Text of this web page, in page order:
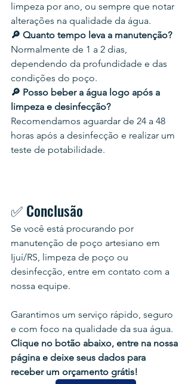
limpeza por ano, ou sempre que notar
alterações na qualidade da água.
🔎 Quanto tempo leva a manutenção?
Normalmente de 1 a 2 dias,
dependendo da profundidade e das
condições do poço.
🔎 Posso beber a água logo após a
limpeza e desinfecção?
Recomendamos aguardar de 24 a 48
horas após a desinfecção e realizar um
teste de potabilidade.
✅ Conclusão
Se você está procurando por
manutenção de poço artesiano em
Ijuí/RS, limpeza de poço ou
desinfecção, entre em contato com a
nossa equipe.
Garantimos um serviço rápido, seguro
e com foco na qualidade da sua água.
Clique no botão abaixo, entre na nossa
página e deixe seus dados para
receber um orçamento grátis!